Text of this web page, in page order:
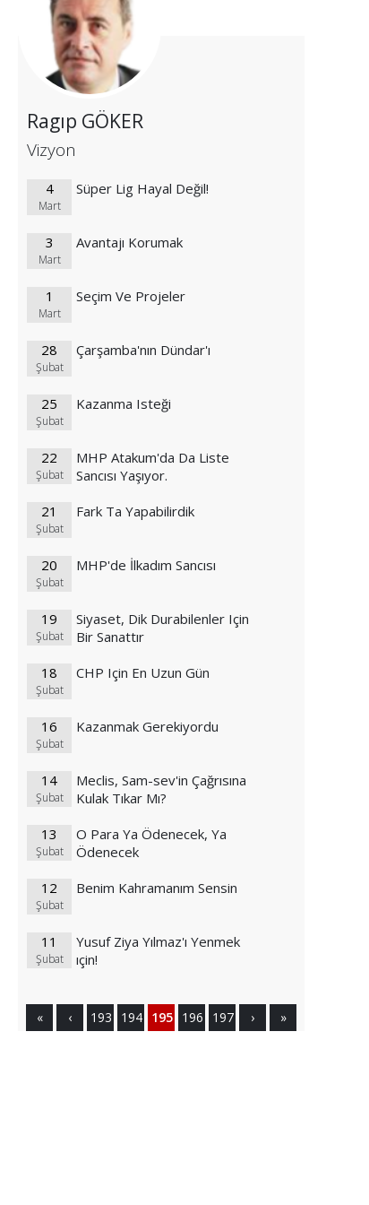
Ragıp GÖKER
Vizyon
4
Mart
Süper Lig Hayal Değil!
3
Mart
Avantajı Korumak
1
Mart
Seçim Ve Projeler
28
Şubat
Çarşamba'nın Dündar'ı
25
Şubat
Kazanma Isteği
22
Şubat
MHP Atakum'da Da Liste
Sancısı Yaşıyor.
21
Şubat
Fark Ta Yapabilirdik
20
Şubat
MHP'de İlkadım Sancısı
19
Şubat
Siyaset, Dik Durabilenler Için
Bir Sanattır
18
Şubat
CHP Için En Uzun Gün
16
Şubat
Kazanmak Gerekiyordu
14
Şubat
Meclis, Sam-sev'in Çağrısına
Kulak Tıkar Mı?
13
Şubat
O Para Ya Ödenecek, Ya
Ödenecek
12
Şubat
Benim Kahramanım Sensin
11
Şubat
Yusuf Ziya Yılmaz'ı Yenmek
ıçin!
« ‹ 193 194 195 196 197 › »